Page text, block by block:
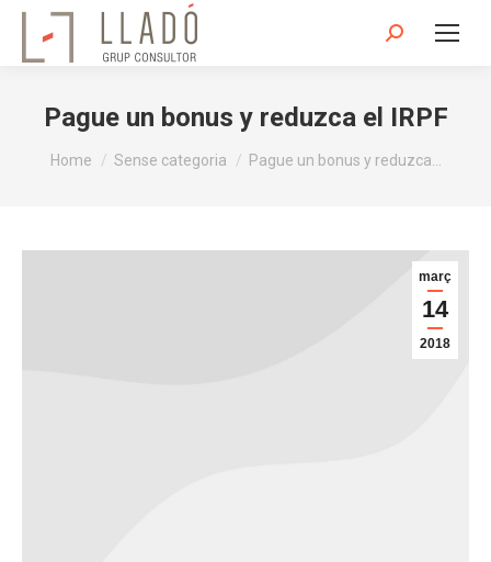
Search:
Pague un bonus y reduzca el IRPF
You are here:
Home Sense categoria Pague un bonus y reduzca…
març
14
2018